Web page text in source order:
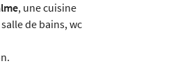
, une cuisine
de bains, wc